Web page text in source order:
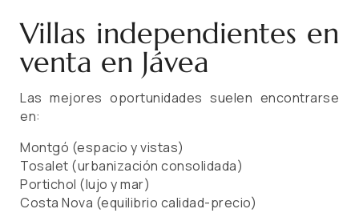
Villas independientes en
venta en Jávea
Las mejores oportunidades suelen encontrarse
en:
Montgó (espacio y vistas)
Tosalet (urbanización consolidada)
Portichol (lujo y mar)
Costa Nova (equilibrio calidad-precio)